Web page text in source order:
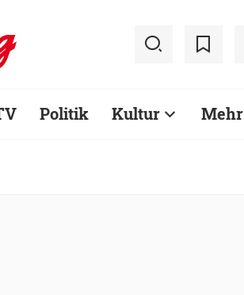
Politik Kultur Mehr